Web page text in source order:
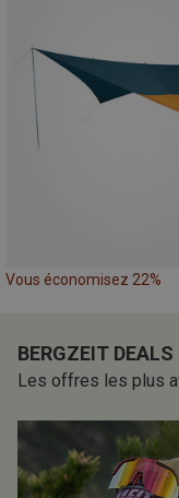
Vous économisez 22%
BERGZEIT DEALS
Les offres les plus